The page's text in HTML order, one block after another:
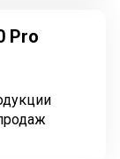
Pro